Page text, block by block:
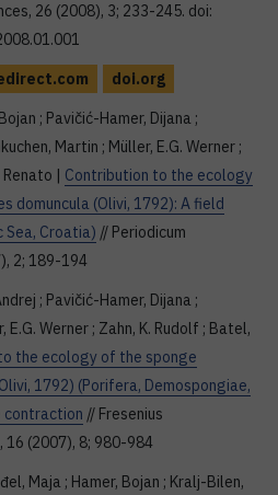
26 (2008), 3; 233-245. doi:
doi.org
; Pavičić-Hamer, Dijana ;
Martin ; Müller, E.G. Werner ;
| Contribution to the ecology
domuncula (Olivi, 1792): A field
Sea, Croatia) // Periodicum
2; 189-194
; Pavičić-Hamer, Dijana ;
E.G. Werner ; Zahn, K. Rudolf ; Batel,
the ecology of the sponge
1792) (Porifera, Demospongiae,
contraction // Fresenius
(2007), 8; 980-984
Maja ; Hamer, Bojan ; Kralj-Bilen,